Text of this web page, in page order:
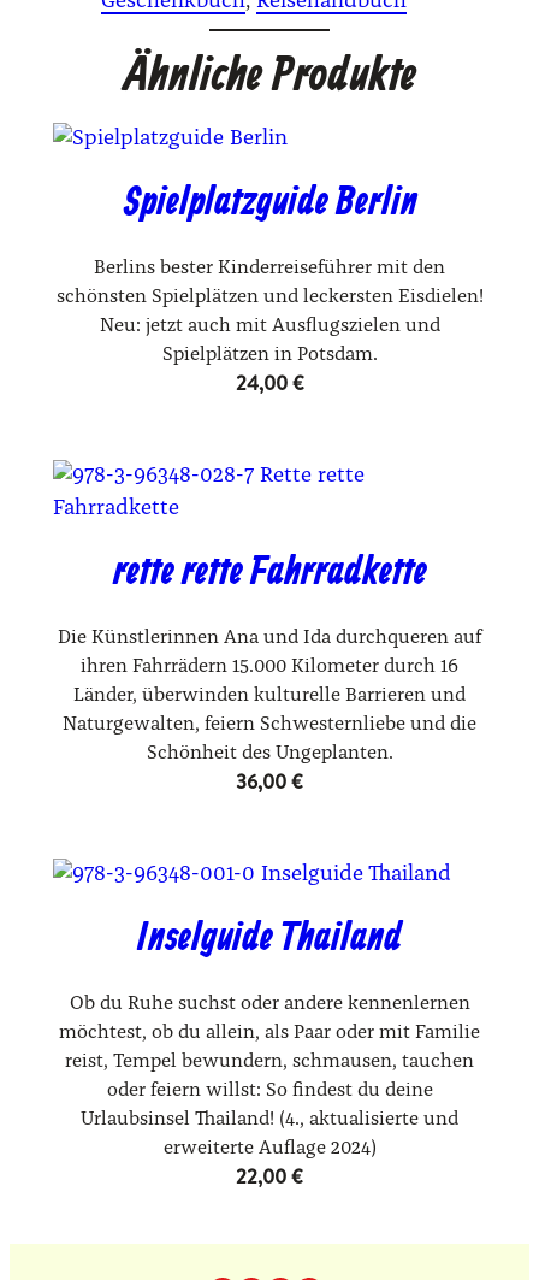
Ähnliche Produkte
Spielplatzguide Berlin
Berlins bester Kinderreiseführer mit den
schönsten Spielplätzen und leckersten Eisdielen!
Neu: jetzt auch mit Ausflugszielen und
Spielplätzen in Potsdam.
24,00€
rette rette Fahrradkette
Die Künstlerinnen Ana und Ida durchqueren auf
ihren Fahrrädern 15.000 Kilometer durch 16
Länder, überwinden kulturelle Barrieren und
Naturgewalten, feiern Schwesternliebe und die
Schönheit des Ungeplanten.
36,00€
Inselguide Thailand
Ob du Ruhe suchst oder andere kennen­lernen
möchtest, ob du allein, als Paar oder mit Familie
reist, Tempel bewundern, schmausen, tauchen
oder feiern willst: So findest du deine
Urlaubsinsel Thailand! (4., aktualisierte und
erweiterte Auflage 2024)
22,00€